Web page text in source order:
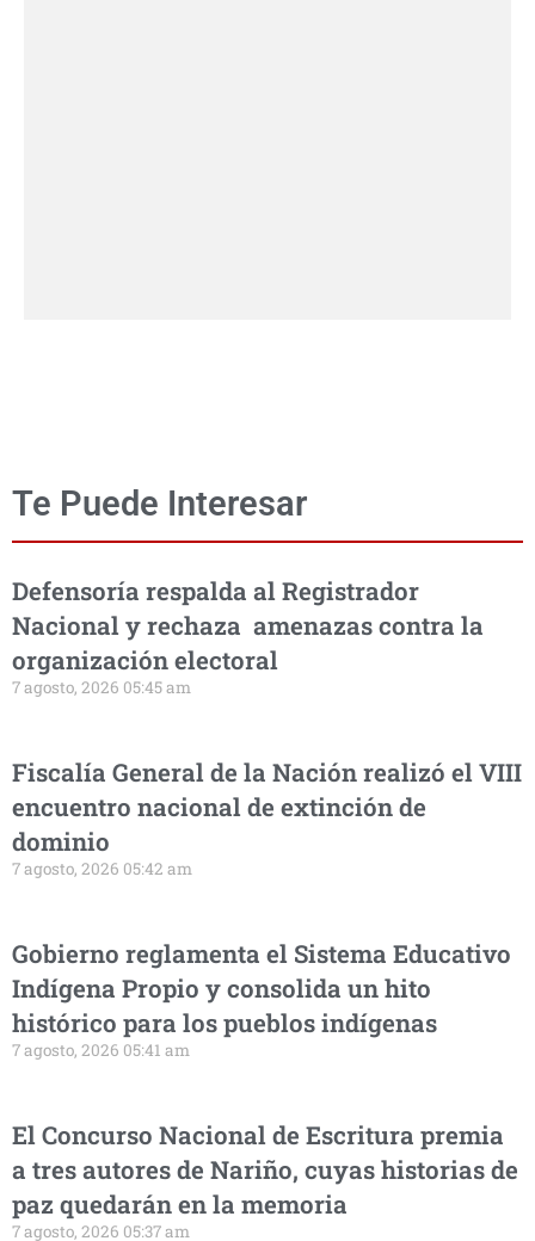
Te Puede Interesar
Defensoría respalda al Registrador
Nacional y rechaza amenazas contra la
organización electoral
7 agosto, 2026 05:45 am
Fiscalía General de la Nación realizó el VIII
encuentro nacional de extinción de
dominio
7 agosto, 2026 05:42 am
Gobierno reglamenta el Sistema Educativo
Indígena Propio y consolida un hito
histórico para los pueblos indígenas
7 agosto, 2026 05:41 am
El Concurso Nacional de Escritura premia
a tres autores de Nariño, cuyas historias de
paz quedarán en la memoria
7 agosto, 2026 05:37 am